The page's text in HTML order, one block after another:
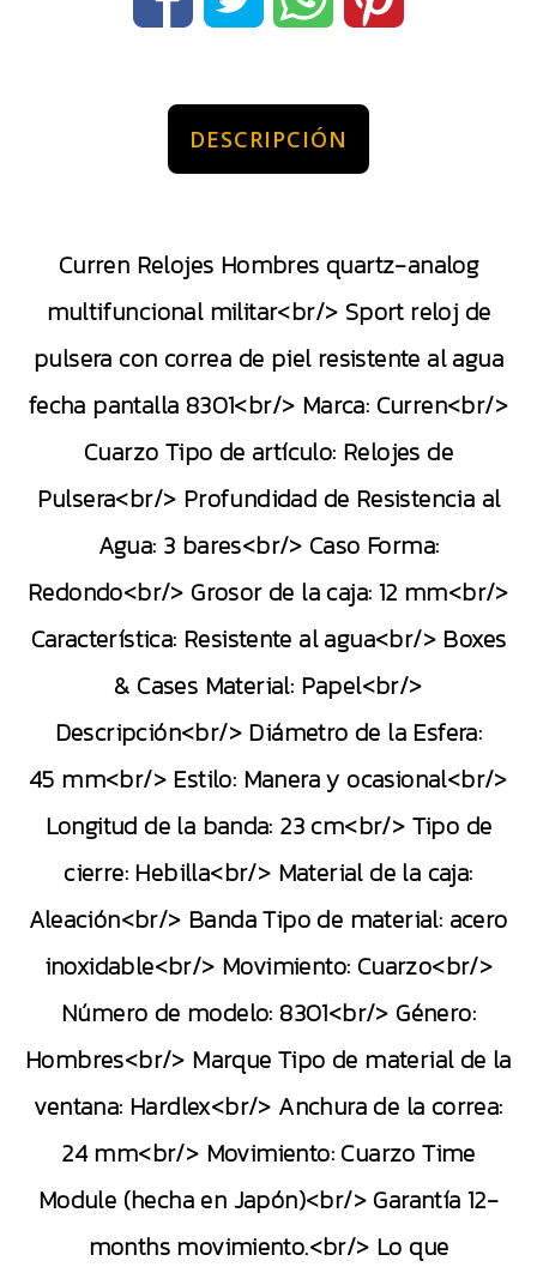
DESCRIPCIÓN
Curren Relojes Hombres quartz-analog
multifuncional militar<br/> Sport reloj de
pulsera con correa de piel resistente al agua
fecha pantalla 8301<br/> Marca: Curren<br/>
Cuarzo Tipo de artículo: Relojes de
Pulsera<br/> Profundidad de Resistencia al
Agua: 3 bares<br/> Caso Forma:
Redondo<br/> Grosor de la caja: 12 mm<br/>
Característica: Resistente al agua<br/> Boxes
& Cases Material: Papel<br/>
Descripción<br/> Diámetro de la Esfera:
45 mm<br/> Estilo: Manera y ocasional<br/>
Longitud de la banda: 23 cm<br/> Tipo de
cierre: Hebilla<br/> Material de la caja:
Aleación<br/> Banda Tipo de material: acero
inoxidable<br/> Movimiento: Cuarzo<br/>
Número de modelo: 8301<br/> Género:
Hombres<br/> Marque Tipo de material de la
ventana: Hardlex<br/> Anchura de la correa:
24 mm<br/> Movimiento: Cuarzo Time
Module (hecha en Japón)<br/> Garantía 12-
months movimiento.<br/> Lo que